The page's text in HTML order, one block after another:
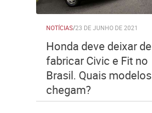
NOTÍCIAS/23 DE JUNHO DE 2021
Honda deve deixar de
fabricar Civic e Fit no
Brasil. Quais modelos
chegam?